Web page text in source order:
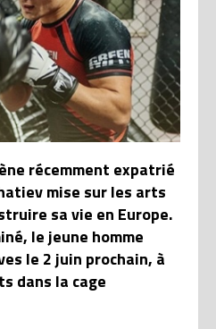
récemment expatrié
mise sur les arts
sa vie en Europe.
le jeune homme
le 2 juin prochain, à
dans la cage